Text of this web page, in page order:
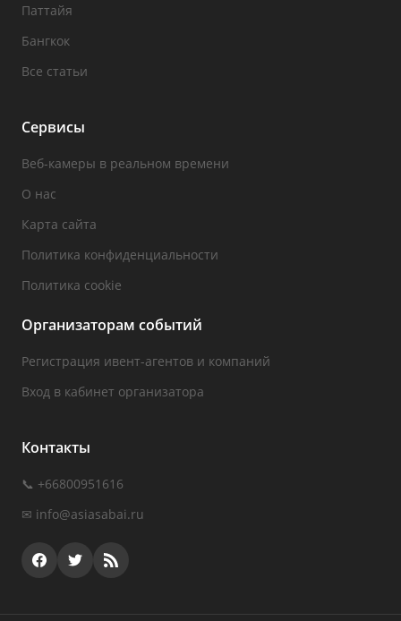
Паттайя
Бангкок
Все статьи
Сервисы
Веб-камеры в реальном времени
О нас
Карта сайта
Политика конфиденциальности
Политика cookie
Организаторам событий
Регистрация ивент-агентов и компаний
Вход в кабинет организатора
Контакты
📞 +66800951616
✉ info@asiasabai.ru